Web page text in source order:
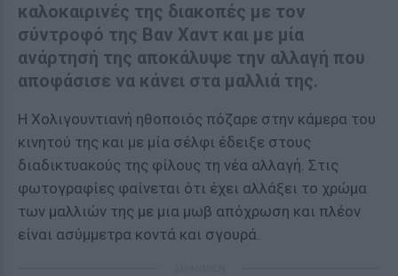
καλοκαιρινές της διακοπές με τον
σύντροφό της Βαν Χαντ και με μία
ανάρτησή της αποκάλυψε την αλλαγή που
αποφάσισε να κάνει στα μαλλιά της.
Η Χολιγουντιανή ηθοποιός πόζαρε στην κάμερα του
κινητού της και με μία σέλφι έδειξε στους
διαδικτυακούς της φίλους τη νέα αλλαγή. Στις
φωτογραφίες φαίνεται ότι έχει αλλάξει το χρώμα
των μαλλιών της με μια μωβ απόχρωση και πλέον
είναι ασύμμετρα κοντά και σγουρά.